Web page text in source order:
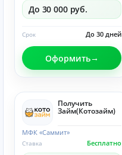
До 30 000 руб.
До 30 дней
Срок
Оформить
Получить
Займ(Котозайм)
МФК «Саммит»
Бесплатно
Ставка